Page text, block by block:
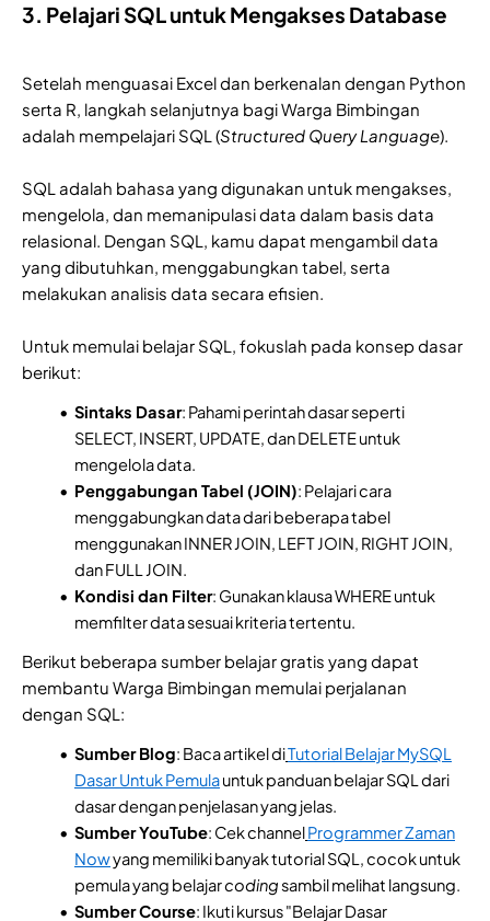
3. Pelajari SQL untuk Mengakses Database
Setelah menguasai Excel dan berkenalan dengan Python
serta R, langkah selanjutnya bagi Warga Bimbingan
adalah mempelajari SQL (Structured Query Language).
SQL adalah bahasa yang digunakan untuk mengakses,
mengelola, dan memanipulasi data dalam basis data
relasional. Dengan SQL, kamu dapat mengambil data
yang dibutuhkan, menggabungkan tabel, serta
melakukan analisis data secara efisien.
Untuk memulai belajar SQL, fokuslah pada konsep dasar
berikut:
Sintaks Dasar: Pahami perintah dasar seperti
SELECT, INSERT, UPDATE, dan DELETE untuk
mengelola data.
Penggabungan Tabel (JOIN): Pelajari cara
menggabungkan data dari beberapa tabel
menggunakan INNER JOIN, LEFT JOIN, RIGHT JOIN,
dan FULL JOIN.
Kondisi dan Filter: Gunakan klausa WHERE untuk
memfilter data sesuai kriteria tertentu.
Berikut beberapa sumber belajar gratis yang dapat
membantu Warga Bimbingan memulai perjalanan
dengan SQL:
Sumber Blog: Baca artikel diTutorial Belajar MySQL
Dasar Untuk Pemulauntuk panduan belajar SQL dari
dasar dengan penjelasan yang jelas.
Sumber YouTube: Cek channelProgrammer Zaman
Nowyang memiliki banyak tutorial SQL, cocok untuk
pemula yang belajarcodingsambil melihat langsung.
Sumber Course: Ikuti kursus "Belajar Dasar